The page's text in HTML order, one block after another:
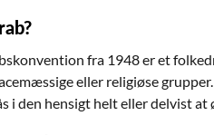
fra 1948 er et
eller religiøse
i den hensigt helt eller delvist